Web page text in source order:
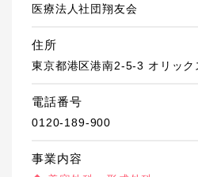
医療法人社団翔友会
住所
東京都港区港南2-5-3 オリック
電話番号
0120-189-900
事業内容